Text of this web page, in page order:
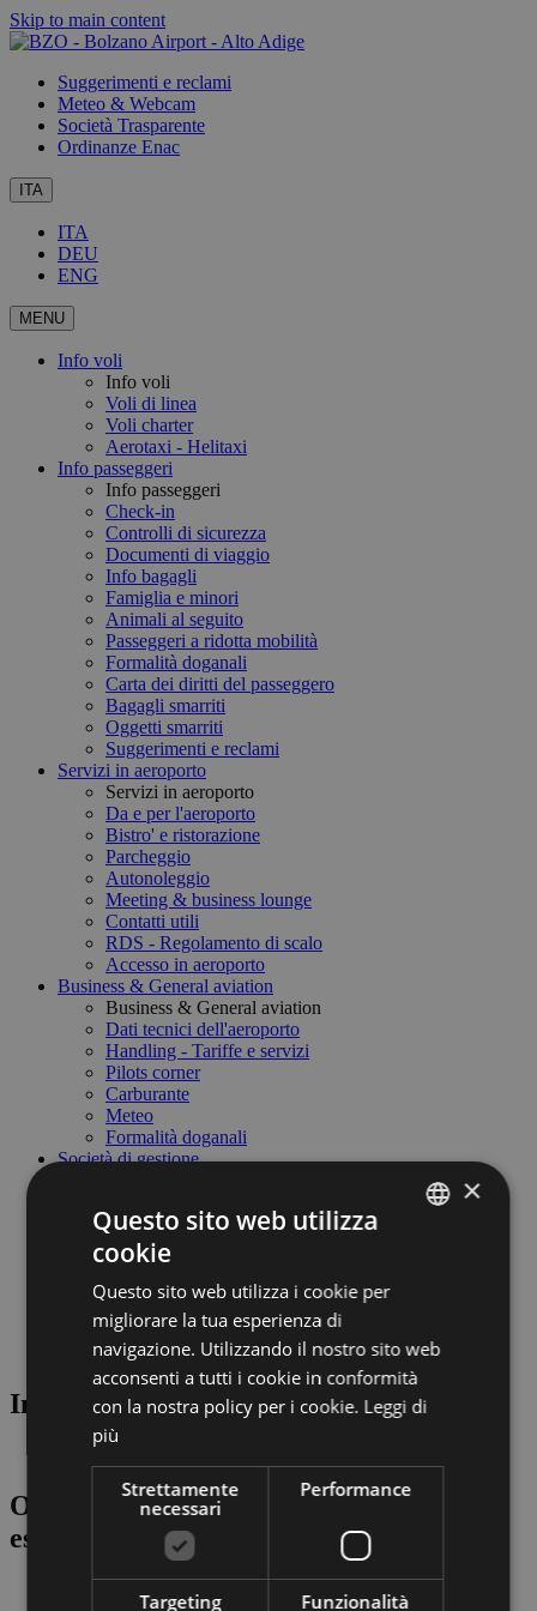
Skip to main content
Suggerimenti e reclami
Meteo & Webcam
Società Trasparente
Ordinanze Enac
ITA
ITA
DEU
ENG
MENU
Info voli
Info voli
Voli di linea
Voli charter
Aerotaxi - Helitaxi
Info passeggeri
Info passeggeri
Check-in
Controlli di sicurezza
Documenti di viaggio
Info bagagli
Famiglia e minori
Animali al seguito
Passeggeri a ridotta mobilità
Formalità doganali
Carta dei diritti del passeggero
Bagagli smarriti
Oggetti smarriti
Suggerimenti e reclami
Servizi in aeroporto
Servizi in aeroporto
Da e per l'aeroporto
Bistro' e ristorazione
Parcheggio
Autonoleggio
Meeting & business lounge
Contatti utili
RDS - Regolamento di scalo
Accesso in aeroporto
Business & General aviation
Business & General aviation
Dati tecnici dell'aeroporto
Handling - Tariffe e servizi
Pilots corner
Carburante
Meteo
Formalità doganali
Società di gestione
Organo amministrativo
Lavora con noi
Business & fornitori
Link utili & partner
Safety Management System
Società Trasparente
Meteo & Webcam
Informazioni meteo e webcam
Oggi: Tempo buono con clima di piena
estate
×
Questo sito web utilizza
cookie
Questo sito web utilizza i cookie per
migliorare la tua esperienza di
navigazione. Utilizzando il nostro sito web
acconsenti a tutti i cookie in conformità
con la nostra policy per i cookie. Leggi di
più
Strettamente
necessari
Performance
Targeting Funzionalità